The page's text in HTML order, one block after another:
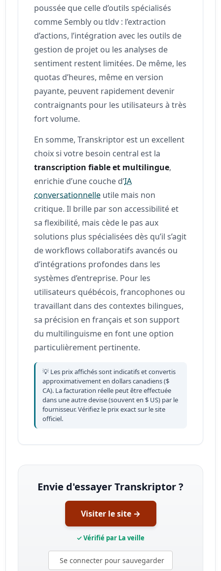
poussée que celle d’outils spécialisés
comme Sembly ou tldv : l’extraction
d’actions, l’intégration avec les outils de
gestion de projet ou les analyses de
sentiment restent limitées. De même, les
quotas d’heures, même en version
payante, peuvent rapidement devenir
contraignants pour les utilisateurs à très
fort volume.
En somme, Transkriptor est un excellent
choix si votre besoin central est la
transcription fiable et multilingue,
enrichie d’une couche d’IA
conversationnelle utile mais non
critique. Il brille par son accessibilité et
sa flexibilité, mais cède le pas aux
solutions plus spécialisées dès qu’il s’agit
de workflows collaboratifs avancés ou
d’intégrations profondes dans les
systèmes d’entreprise. Pour les
utilisateurs québécois, francophones ou
travaillant dans des contextes bilingues,
sa précision en français et son support
du multilinguisme en font une option
particulièrement pertinente.
💡 Les prix affichés sont indicatifs et convertis
approximativement en dollars canadiens ($
CA). La facturation réelle peut être effectuée
dans une autre devise (souvent en $ US) par le
fournisseur. Vérifiez le prix exact sur le site
officiel.
Envie d'essayer Transkriptor ?
Visiter le site →
✓ Vérifié par La veille
Se connecter pour sauvegarder